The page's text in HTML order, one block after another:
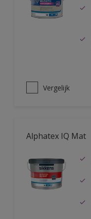
Vergelijk
Alphatex IQ Mat